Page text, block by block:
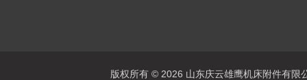
版权所有 © 2026 山东庆云雄鹰机床附件有